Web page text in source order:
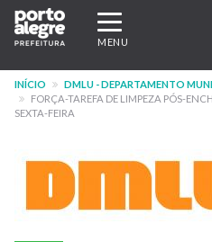
Pular
para
conteúdo
principal
Expandir/recolher
navegação
MENU
INÍCIO
DMLU - DEPARTAMENTO
FORÇA-TAREFA DE LIMPEZA PÓS-
SEXTA-FEIRA